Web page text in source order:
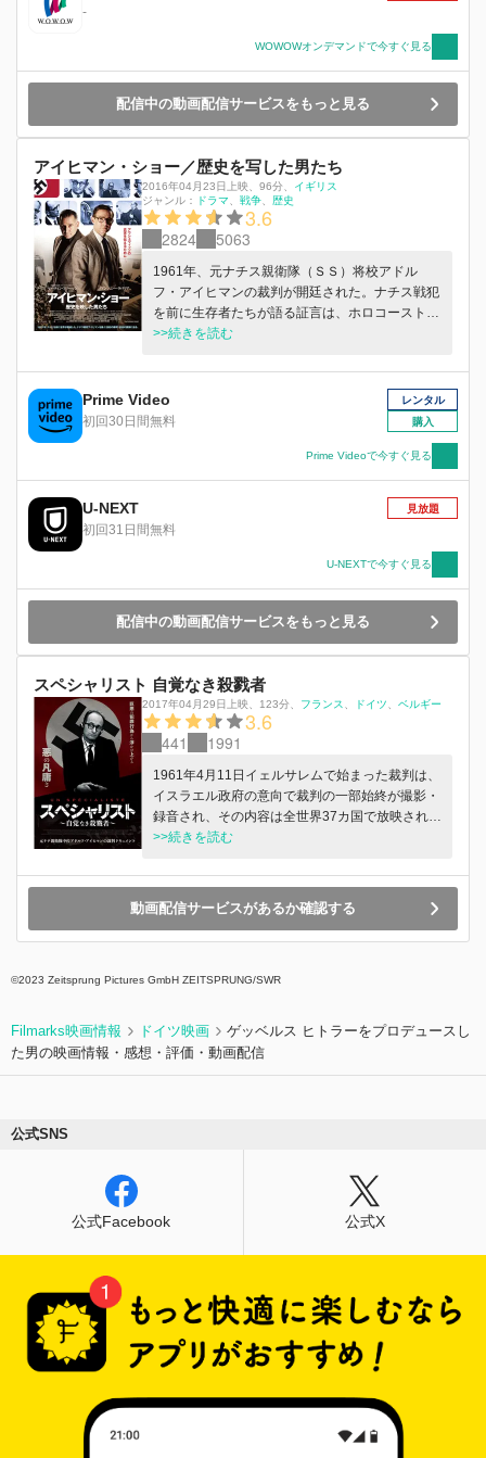
-
WOWOWオンデマンドで今すぐ見る
配信中の動画配信サービスをもっと見る
アイヒマン・ショー／歴史を写した男たち
2016年04月23日上映 96分
イギリス
ジャンル：
ドラマ 戦争 歴史
3.6
2824 5063
1961年、元ナチス親衛隊（ＳＳ）将校アドル
フ・アイヒマンの裁判が開廷された。ナチス戦犯
を前に生存者たちが語る証言は、ホロコーストの
実態を明らかにする又とない機会だった。“ナチ
サーのミルトン・フルックマンとドキュメンタリ
ー監督のレオ・フルヴィッツはこの真実を全世界
に知らせるため、≪世紀の裁判≫を撮影し、その
映像を世界へ届けるという一大プロジェクトを計
画する。様々な困難が立ちはだかる中、撮影の準
備は進められ、ついに裁判の日を迎える…。世界
初となるTVイベントの実現のために奔走した制
>>続きを読む
Prime Video
初回30日間無料
レンタル
購入
Prime Videoで今すぐ見る
U-NEXT
初回31日間無料
見放題
U-NEXTで今すぐ見る
配信中の動画配信サービスをもっと見る
スペシャリスト 自覚なき殺戮者
2017年04月29日上映 123分 フランス ドイツ ベルギー
3.6
441 1991
1961年4月11日イェルサレムで始まった裁判は、
イスラエル政府の意向で裁判の一部始終が撮影・
録音され、その内容は全世界37カ国で放映された
と言われている。イェルサレムに保管された、ア
てアクセスを試みたのが、本作の作り手たちであ
る。ハンナ・アーレントの裁判傍聴記『イェルサ
レムのアイヒマン悪の陳腐さについての報告』に
感銘を受けた、“国境なき医師団”元総裁のロニ
派”の1人と言われる映像作家エイアル・シヴァン
約2時間の映画に再構成。映画は、“専門家（スペ
シャリスト）”としてのアイヒマンの技術的能力
と専門知識を浮かび上がらせる一方で、防弾ガラ
>>続きを読む
動画配信サービスがあるか確認する
©2023 Zeitsprung Pictures GmbH ZEITSPRUNG/SWR
Filmarks映画情報 ドイツ映画
ゲッベルス ヒトラーをプロデュースし
た男の映画情報・感想・評価・動画配信
公式SNS
公式Facebook 公式X